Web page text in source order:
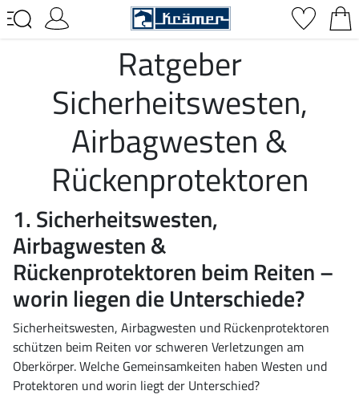
Ratgeber
Sicherheitswesten,
Airbagwesten &
Rückenprotektoren
1. Sicherheitswesten,
Airbagwesten &
Rückenprotektoren beim Reiten –
worin liegen die Unterschiede?
Sicherheitswesten, Airbagwesten und Rückenprotektoren
schützen beim Reiten vor schweren Verletzungen am
Oberkörper. Welche Gemeinsamkeiten haben Westen und
Protektoren und worin liegt der Unterschied?